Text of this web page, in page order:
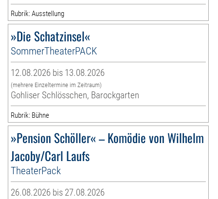
Rubrik: Ausstellung
»Die Schatzinsel«
SommerTheaterPACK
12.08.2026 bis 13.08.2026
(mehrere Einzeltermine im Zeitraum)
Gohliser Schlösschen, Barockgarten
Rubrik: Bühne
»Pension Schöller« – Komödie von Wilhelm
Jacoby/Carl Laufs
TheaterPack
26.08.2026 bis 27.08.2026